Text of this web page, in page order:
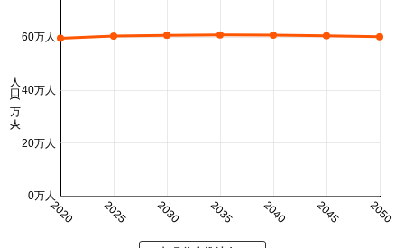
2020 2025 2030 2035 2040 2045 2050
0万人
20万人
40万人
60万人
人口 (万人)